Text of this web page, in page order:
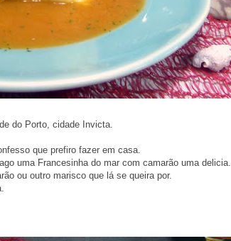
do Porto, cidade Invicta.
que prefiro fazer em casa.
uma Francesinha do mar com camarão uma delicia.
ou outro marisco que lá se queira por.